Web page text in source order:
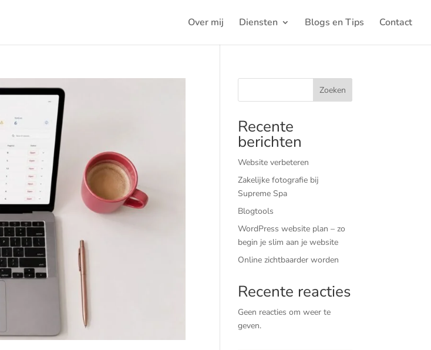
Over mij Diensten Blogs en Tips Contact
Zoeken
Recente
berichten
Website verbeteren
Zakelijke fotografie bij
Supreme Spa
Blogtools
WordPress website plan – zo
begin je slim aan je website
Online zichtbaarder worden
Recente reacties
Geen reacties om weer te
geven.